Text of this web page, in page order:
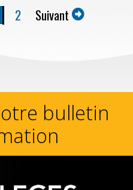
2 Suivant
bulletin